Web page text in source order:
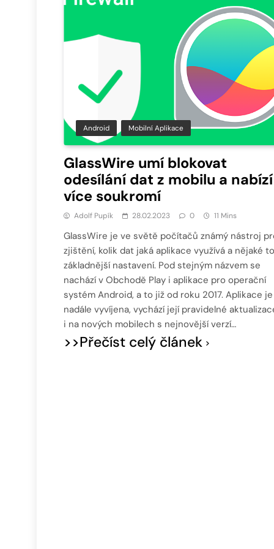
Android Mobilní Aplikace
GlassWire umí blokovat
odesílání dat z mobilu a nabízí
více soukromí
Adolf Pupík 28.02.2023 0 11 Mins
GlassWire je ve světě počítačů známý nástroj
zjištění, kolik dat jaká aplikace využívá a nějaké to
základnější nastavení. Pod stejným názvem se
nachází v Obchodě Play i aplikace pro operační
systém Android, a to již od roku 2017. Aplikace je
nadále vyvíjena, vychází její pravidelné
i na nových mobilech s nejnovější verzí…
>>Přečíst celý článek